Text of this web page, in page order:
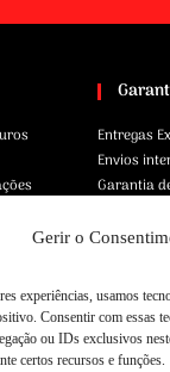
Gerir o
experiências, usamos
Consentir com essas
ou IDs exclusivos
certos recursos e funções.
Entregas
Envios
Garantia